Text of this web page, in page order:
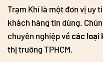
Trạm Khí là một đơn vị uy
khách hàng tin dùng.
chuyên nghiệp vềcác loại
thị trường TPHCM.